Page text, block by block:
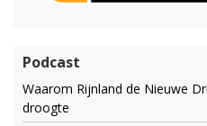
Podcast
Waarom Rijnland de Nieuwe
droogte